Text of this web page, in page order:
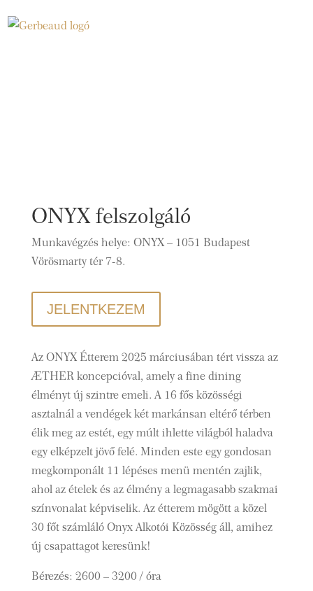
ONYX felszolgáló
Munkavégzés helye: ONYX – 1051 Budapest
Vörösmarty tér 7-8.
JELENTKEZEM
Az ONYX Étterem 2025 márciusában tért vissza az
ÆTHER koncepcióval, amely a fine dining
élményt új szintre emeli. A 16 fős közösségi
asztalnál a vendégek két markánsan eltérő térben
élik meg az estét, egy múlt ihlette világból haladva
egy elképzelt jövő felé. Minden este egy gondosan
megkomponált 11 lépéses menü mentén zajlik,
ahol az ételek és az élmény a legmagasabb szakmai
színvonalat képviselik. Az étterem mögött a közel
30 főt számláló Onyx Alkotói Közösség áll, amihez
új csapattagot keresünk!
Bérezés: 2600 – 3200 / óra